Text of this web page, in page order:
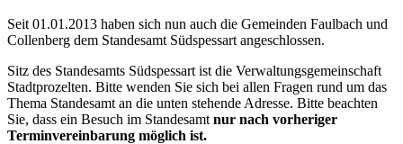
Seit 01.01.2013 haben sich nun auch die Gemeinden Faulbach und
Collenberg dem Standesamt Südspessart angeschlossen.
Sitz des Standesamts Südspessart ist die Verwaltungsgemeinschaft
Stadtprozelten. Bitte wenden Sie sich bei allen Fragen rund um das
Thema Standesamt an die unten stehende Adresse. Bitte beachten
Sie, dass ein Besuch im Standesamt nur nach vorheriger
Terminvereinbarung möglich ist.